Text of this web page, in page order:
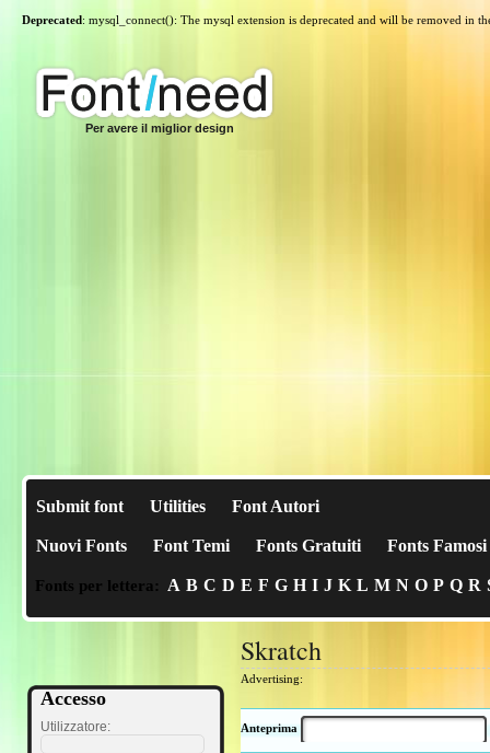
Deprecated: mysql_connect(): The mysql extension is deprecated and will be removed in
Per avere il miglior design
Submit font Utilities Font Autori
Nuovi Fonts Font Temi Fonts Gratuiti Fonts Famosi
Fonts per lettera: A B C D E F G H I J K L M N O P Q R
Accesso
Utilizzatore:
Skratch
Advertising:
Anteprima